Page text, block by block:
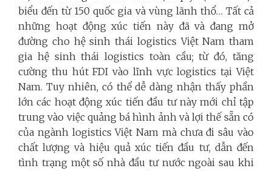
biểu đến từ 150 quốc gia và vùng lãnh thổ… Tất cả
những hoạt động xúc tiến này đã và đang mở
đường cho hệ sinh thái logistics Việt Nam tham
gia hệ sinh thái logistics toàn cầu; từ đó, tăng
cường thu hút FDI vào lĩnh vực logistics tại Việt
Nam. Tuy nhiên, có thể dễ dàng nhận thấy phần
lớn các hoạt động xúc tiến đầu tư này mới chỉ tập
trung vào việc quảng bá hình ảnh và lợi thế sẵn có
của ngành logistics Việt Nam mà chưa đi sâu vào
chất lượng và hiệu quả xúc tiến đầu tư, dẫn đến
tình trạng một số nhà đầu tư nước ngoài sau khi